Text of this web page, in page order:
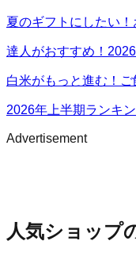
夏のギフトにしたい
達人がおすすめ！
白米がもっと進む！
2026年上半期ランキ
Advertisement
人気ショップ